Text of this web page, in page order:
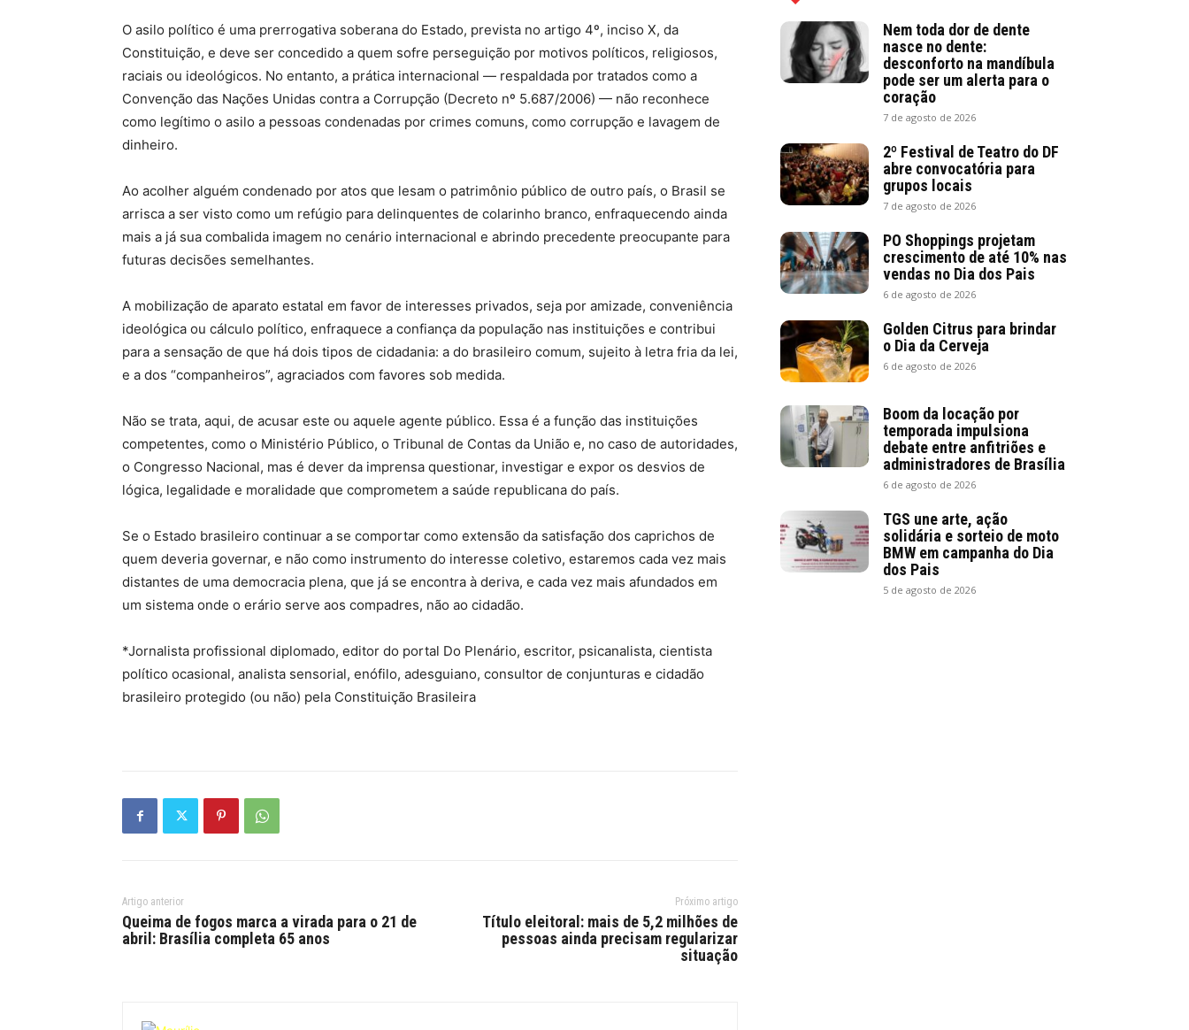
O asilo político é uma prerrogativa soberana do Estado, prevista no artigo 4º, inciso X, da
Constituição, e deve ser concedido a quem sofre perseguição por motivos políticos, religiosos,
raciais ou ideológicos. No entanto, a prática internacional — respaldada por tratados como a
Convenção das Nações Unidas contra a Corrupção (Decreto nº 5.687/2006) — não reconhece
como legítimo o asilo a pessoas condenadas por crimes comuns, como corrupção e lavagem de
dinheiro.
Ao acolher alguém condenado por atos que lesam o patrimônio público de outro país, o Brasil se
arrisca a ser visto como um refúgio para delinquentes de colarinho branco, enfraquecendo ainda
mais a já sua combalida imagem no cenário internacional e abrindo precedente preocupante para
futuras decisões semelhantes.
A mobilização de aparato estatal em favor de interesses privados, seja por amizade, conveniência
ideológica ou cálculo político, enfraquece a confiança da população nas instituições e contribui
para a sensação de que há dois tipos de cidadania: a do brasileiro comum, sujeito à letra fria da lei,
e a dos “companheiros”, agraciados com favores sob medida.
Não se trata, aqui, de acusar este ou aquele agente público. Essa é a função das instituições
competentes, como o Ministério Público, o Tribunal de Contas da União e, no caso de autoridades,
o Congresso Nacional, mas é dever da imprensa questionar, investigar e expor os desvios de
lógica, legalidade e moralidade que comprometem a saúde republicana do país.
Se o Estado brasileiro continuar a se comportar como extensão da satisfação dos caprichos de
quem deveria governar, e não como instrumento do interesse coletivo, estaremos cada vez mais
distantes de uma democracia plena, que já se encontra à deriva, e cada vez mais afundados em
um sistema onde o erário serve aos compadres, não ao cidadão.
*Jornalista profissional diplomado, editor do portal Do Plenário, escritor, psicanalista, cientista
político ocasional, analista sensorial, enófilo, adesguiano, consultor de conjunturas e cidadão
brasileiro protegido (ou não) pela Constituição Brasileira
Artigo anterior
Queima de fogos marca a virada para o 21 de
abril: Brasília completa 65 anos
Próximo artigo
Título eleitoral: mais de 5,2 milhões de
pessoas ainda precisam regularizar
situação
Nem toda dor de dente
nasce no dente:
desconforto na mandíbula
pode ser um alerta para o
coração
7 de agosto de 2026
2º Festival de Teatro do DF
abre convocatória para
grupos locais
7 de agosto de 2026
PO Shoppings projetam
crescimento de até 10% nas
vendas no Dia dos Pais
6 de agosto de 2026
Golden Citrus para brindar
o Dia da Cerveja
6 de agosto de 2026
Boom da locação por
temporada impulsiona
debate entre anfitriões e
administradores de Brasília
6 de agosto de 2026
TGS une arte, ação
solidária e sorteio de moto
BMW em campanha do Dia
dos Pais
5 de agosto de 2026